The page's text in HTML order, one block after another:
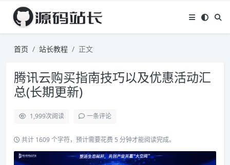
首页 站长教程 正文
腾讯云购买指南技巧以及优惠活动汇
总(长期更新)
1,999次阅读 一条评论
共计 1609 个字符，预计需要花费 5 分钟才能阅读完成。